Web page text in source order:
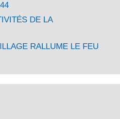
DE LA
RALLUME LE FEU